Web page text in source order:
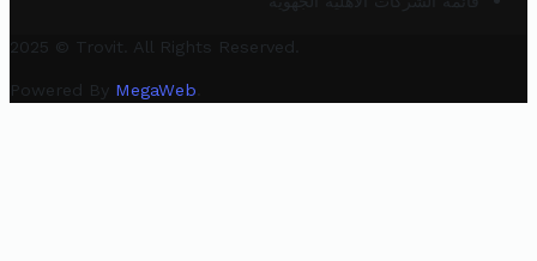
2025 © Trovit. All Rights Reserved.
Powered By MegaWeb